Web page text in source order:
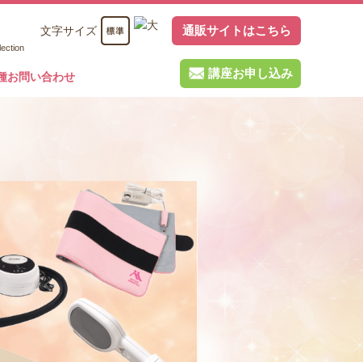
文字サイズ 通販サイトはこちら
お問い合わせ 講座お申し込み